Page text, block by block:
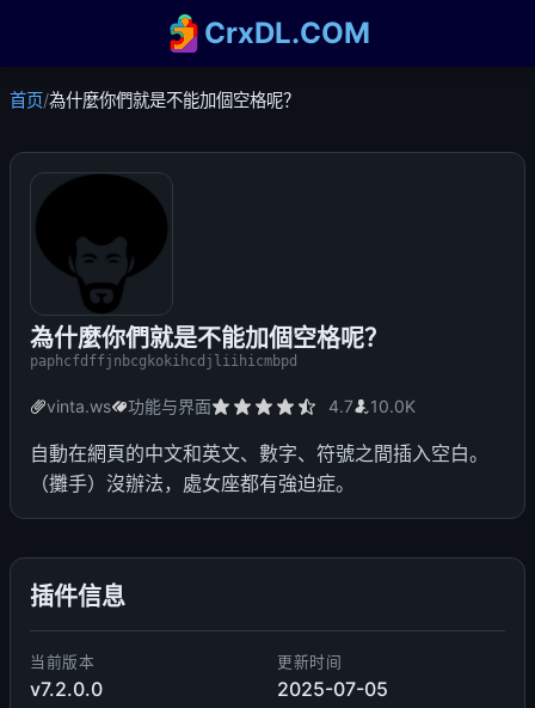
CrxDL.COM
首页/為什麼你們就是不能加個空格呢？
為什麼你們就是不能加個空格呢？
paphcfdffjnbcgkokihcdjliihicmbpd
vinta.ws 功能与界面 4.7 10.0K
自動在網頁的中文和英文、數字、符號之間插入空白。
（攤手）沒辦法，處女座都有強迫症。
插件信息
当前版本
v7.2.0.0
更新时间
2025-07-05